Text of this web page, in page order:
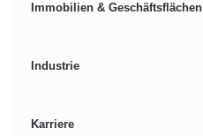
Immobilien & Geschäftsflächen
Industrie
Karriere